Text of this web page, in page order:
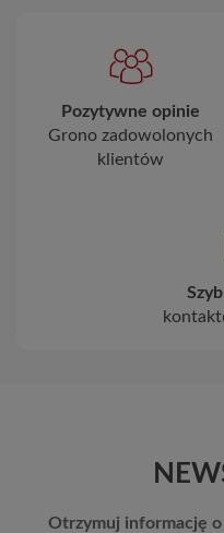
Pozytywne opinie
Grono zadowolonych
klientów
Otrzymuj informację